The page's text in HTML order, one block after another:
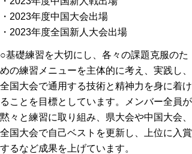
・2023年度中国大会出場
・2023年度全国新人大会出場
○基礎練習を大切にし、各々の課題克服のた
めの練習メニューを主体的に考え、実践し、
全国大会で通用する技術と精神力を身に着け
ることを目標としています。メンバー全員が
黙々と練習に取り組み、県大会や中国大会、
全国大会で自己ベストを更新し、上位に入賞
するなど成果を上げています。